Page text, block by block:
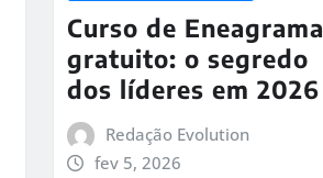
Curso de Eneagrama
gratuito: o segredo
dos líderes em 2026
Redação Evolution
fev 5, 2026